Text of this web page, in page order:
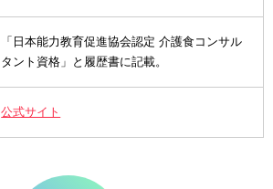
「日本能力教育促進協会認定 介護食コンサル
タント資格」と履歴書に記載。
公式サイト